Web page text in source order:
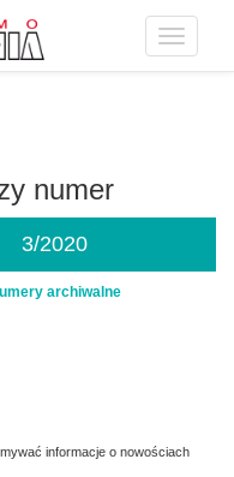
Toggle
numer
3/2020
archiwalne
informacje o nowościach